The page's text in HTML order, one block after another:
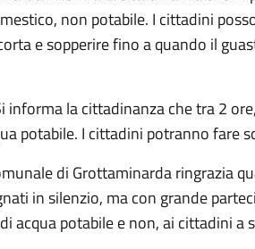
non potabile. I cittadini
e sopperire fino a quando il
informa la cittadinanza che tra 2
potabile. I cittadini potranno fare
di Grottaminarda ringrazia
in silenzio, ma con grande
acqua potabile e non, ai cittadini a